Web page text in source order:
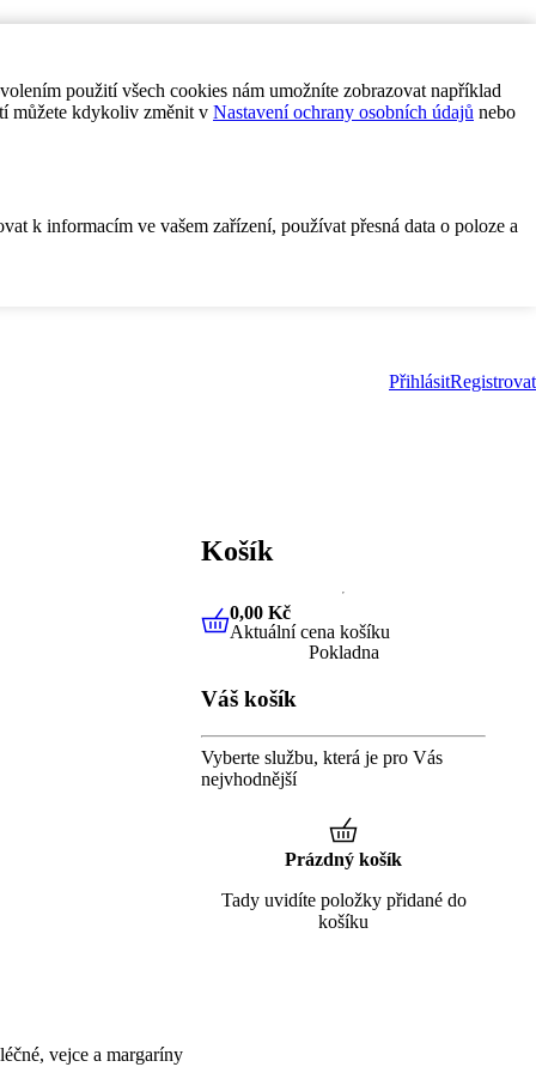
použití všech cookies nám umožníte zobrazovat například
můžete kdykoliv změnit v Nastavení ochrany osobních údajů nebo
k informacím ve vašem zařízení, používat přesná data o poloze a
PřihlásitRegistrovat
vejce a margaríny
Košík
0,00 KčAktuální cena košíku
0,00 Kč
Aktuální cena košíku
Pokladna
Váš košík
Vyberte službu, která je pro Vás
nejvhodnější
Prázdný košík
Tady uvidíte položky přidané do
košíku